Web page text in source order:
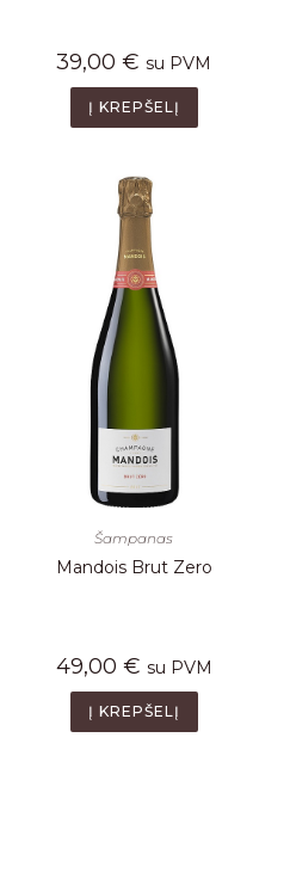
39,00 € su PVM
Į KREPŠELĮ
Šampanas
Mandois Brut Zero
49,00 € su PVM
Į KREPŠELĮ